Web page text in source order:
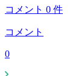
コメント 0 件
コメント
0